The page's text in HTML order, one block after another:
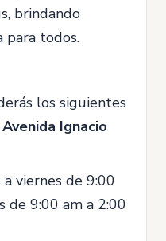
brindando
para todos.
los siguientes
Avenida Ignacio
a viernes de 9:00
de 9:00 am a 2:00